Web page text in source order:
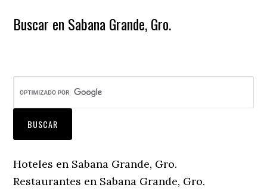
Buscar en Sabana Grande, Gro.
Hoteles en Sabana Grande, Gro.
Restaurantes en Sabana Grande, Gro.